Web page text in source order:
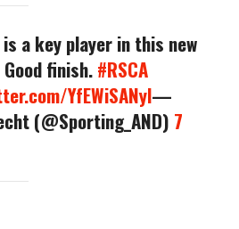
a key player in this new
finish.#RSCA
YfEWiSANyl—
(@Sporting_AND) 7